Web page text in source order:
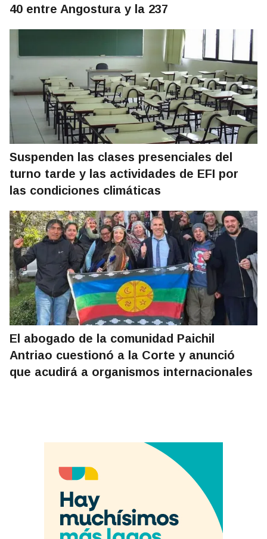
40 entre Angostura y la 237
Suspenden las clases presenciales del
turno tarde y las actividades de EFI por
las condiciones climáticas
El abogado de la comunidad Paichil
Antriao cuestionó a la Corte y anunció
que acudirá a organismos internacionales